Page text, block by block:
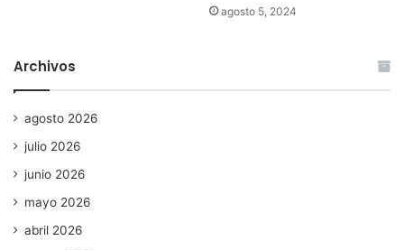
agosto 5, 2024
Archivos
agosto 2026
julio 2026
junio 2026
mayo 2026
abril 2026